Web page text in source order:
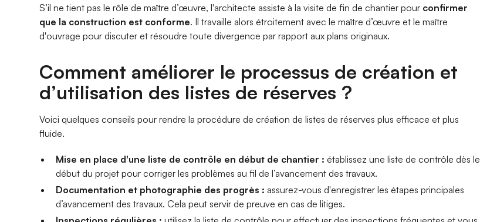
S’il ne tient pas le rôle de maître d’œuvre, l'architecte assiste à la visite de fin de chantier pour confirmer
que la construction est conforme. Il travaille alors étroitement avec le maître d’œuvre et le maître
d'ouvrage pour discuter et résoudre toute divergence par rapport aux plans originaux.
Comment améliorer le processus de création et
d’utilisation des listes de réserves ?
Voici quelques conseils pour rendre la procédure de création de listes de réserves plus efficace et plus
fluide.
Mise en place d'une liste de contrôle en début de chantier : établissez une liste de contrôle dès le
début du projet pour corriger les problèmes au fil de l’avancement des travaux.
Documentation et photographie des progrès : assurez-vous d'enregistrer les étapes principales
d’avancement des travaux. Cela peut servir de preuve en cas de litiges.